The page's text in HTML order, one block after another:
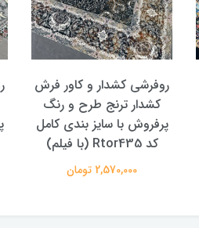
روفرشی کشدار و کاور فرش
کشدار ترنج طرح و رنگ
پرفروش با سایز بندی کامل
کد Rtor307 (با فیلم)
2,570,000 تومان